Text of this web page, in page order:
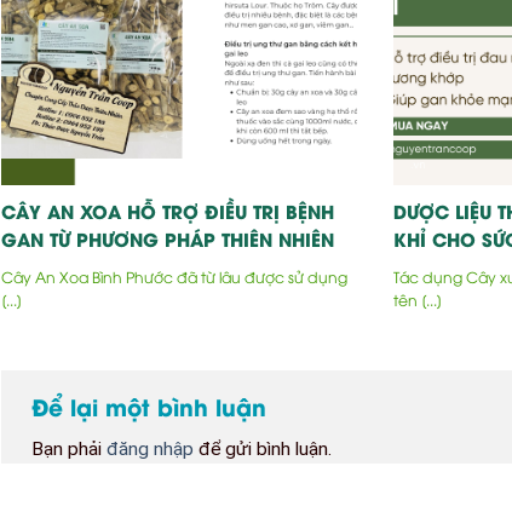
CÂY AN XOA HỖ TRỢ ĐIỀU TRỊ BỆNH
GAN TỪ PHƯƠNG PHÁP THIÊN NHIÊN
Cây An Xoa Bình Phước đã từ lâu được sử dụng
[...]
DƯỢC LIỆU
KHỈ CHO
Tác dụng Cây
tên [...]
Để lại một bình luận
Bạn phải đăng nhập để gửi bình luận.